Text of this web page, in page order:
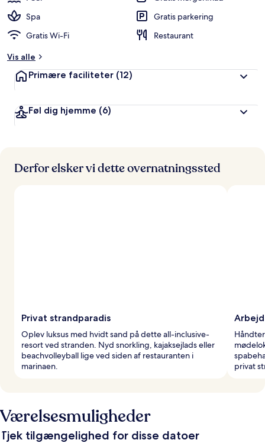
Spa
Gratis parkering
Gratis Wi-Fi
Restaurant
Vis alle
Primære faciliteter (12)
Føl dig hjemme (6)
Derfor elsker vi dette overnatningssted
Privat strandparadis
Oplev luksus med hvidt sand på dette all-inclusive-
resort ved stranden. Nyd snorkling, kajaksejlads eller
beachvolleyball lige ved siden af restauranten i
marinaen.
privat
Værelsesmuligheder
Tjek tilgængelighed for disse datoer